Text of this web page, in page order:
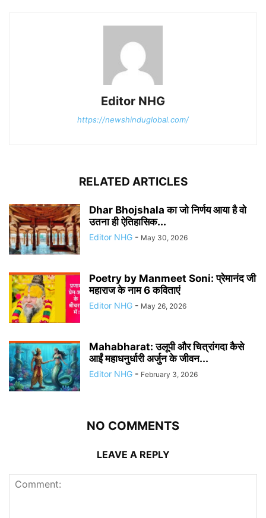
Editor NHG
https://newshinduglobal.com/
RELATED ARTICLES
Dhar Bhojshala का जो निर्णय आया है वो
उतना ही ऐतिहासिक...
Editor NHG - May 30, 2026
Poetry by Manmeet Soni: प्रेमानंद जी
महाराज के नाम 6 कविताएं
Editor NHG - May 26, 2026
Mahabharat: उलूपी और चित्रांगदा कैसे
आईं महाधनुर्धारी अर्जुन के जीवन...
Editor NHG - February 3, 2026
NO COMMENTS
LEAVE A REPLY